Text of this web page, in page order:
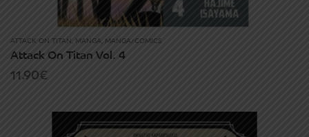
ATTACK ON TITAN MANGA, MANGA/COMICS
Attack On Titan Vol. 4
11.90€